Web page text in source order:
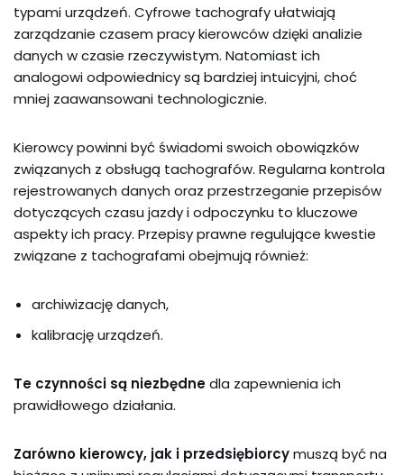
typami urządzeń. Cyfrowe tachografy ułatwiają
zarządzanie czasem pracy kierowców dzięki analizie
danych w czasie rzeczywistym. Natomiast ich
analogowi odpowiednicy są bardziej intuicyjni, choć
mniej zaawansowani technologicznie.
Kierowcy powinni być świadomi swoich obowiązków
związanych z obsługą tachografów. Regularna kontrola
rejestrowanych danych oraz przestrzeganie przepisów
dotyczących czasu jazdy i odpoczynku to kluczowe
aspekty ich pracy. Przepisy prawne regulujące kwestie
związane z tachografami obejmują również:
archiwizację danych,
kalibrację urządzeń.
Te czynności są niezbędnedla zapewnienia ich
prawidłowego działania.
Zarówno kierowcy, jak i przedsiębiorcymuszą być na